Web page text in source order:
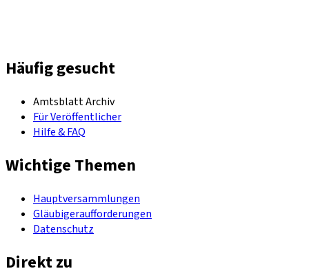
Häufig gesucht
Amtsblatt Archiv
Für Veröffentlicher
Hilfe & FAQ
Wichtige Themen
Hauptversammlungen
Gläubigeraufforderungen
Datenschutz
Direkt zu